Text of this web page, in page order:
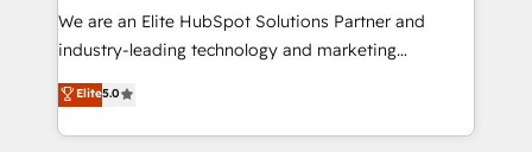
workflows; audit-ready reporting ⚖️ Legal: client
intake; pipeline and document workflows 🛒 E-
revenue automation 🏢 Real Estate: deal pipelines;
portfolio and lifecycle management 🏭
We are an Elite HubSpot Solutions Partner and
industry-leading technology and marketing
consultancy. Our focus is on enterprise and mid-
market B2B companies globally that want a strategic
approach to execute their goals through creative
Elite5.0